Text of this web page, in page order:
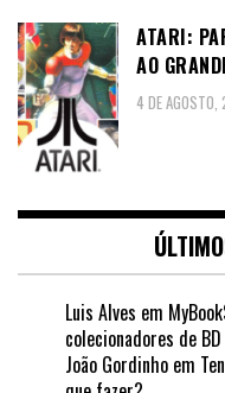
ATARI:
AO
4 DE
Luis Alves em
colecionadores de
João Gordinho em